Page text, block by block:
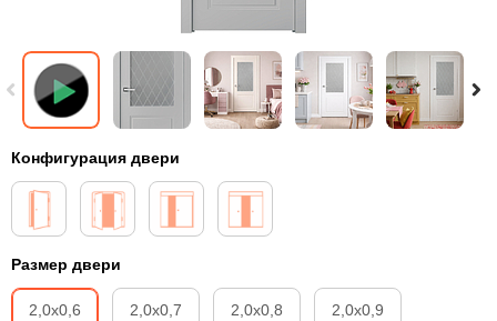
Конфигурация двери
Размер двери
2,0х0,6 2,0х0,7 2,0х0,8 2,0х0,9